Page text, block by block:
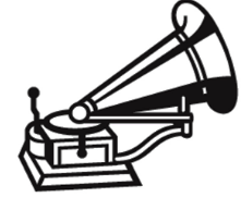
[HMV‎] M.ロストロポー
ヴィチ(vc)/ ドヴォル